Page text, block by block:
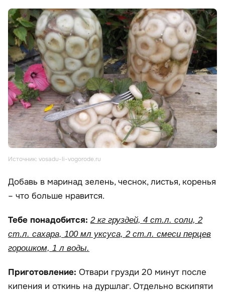
Источник: vosadu-li-vogorode.ru
Добавь в маринад зелень, чеснок, листья, коренья
– что больше нравится.
Тебе понадобится: 2 кг груздей, 4 ст.л. соли, 2
ст.л. сахара, 100 мл уксуса, 2 ст.л. смеси перцев
горошком, 1 л воды.
Приготовление: Отвари грузди 20 минут после
кипения и откинь на дуршлаг. Отдельно вскипяти